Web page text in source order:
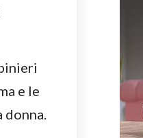
e le
donna.